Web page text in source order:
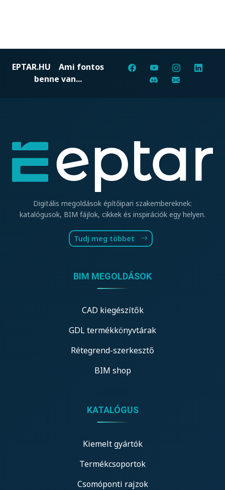
EPTAR.HU Ami fontos
benne van...
Digitális megoldások építőipari szakembereknek:
katalógusok, BIM fájlok, cikkek és inspirációk egy helyen.
Tudj meg többet
BIM MEGOLDÁSOK
CAD kiegészítők
GDL termékkönyvtárak
Rétegrend-szerkesztő
BIM shop
KATALÓGUS
Kiemelt gyártók
Termékcsoportok
Csomóponti rajzok